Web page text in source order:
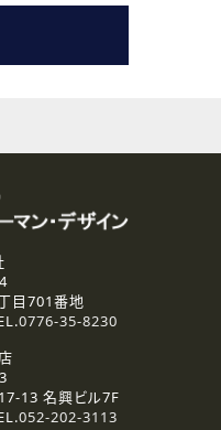
業の皆様
に利用いたします。
のいずれかの方法とい
のために利用いたしま
するために利用いたし
のいずれかの方法とい
の規定に従う場合を除き、
を満たした委託先に、個
目701番地
0776-35-8230
13 名興ビル7F
052-202-3113